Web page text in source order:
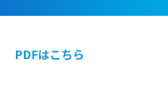
ログオン
法人向けインターネッ
PDFはこちら